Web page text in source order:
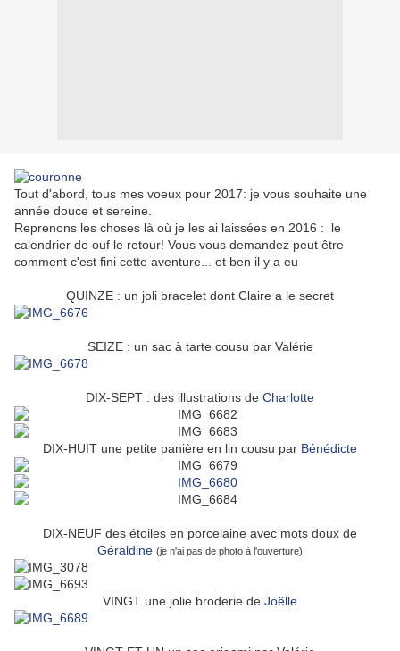
Tout d'abord, tous mes voeux pour 2017: je vous souhaite une
année douce et sereine.
Reprenons les choses là où je les ai laissées en 2016 : le
calendrier de ouf le retour! Vous vous demandez peut être
comment c'est fini cette aventure... et ben il y a eu
QUINZE : un joli bracelet dont Claire a le secret
SEIZE : un sac à tarte cousu par Valérie
DIX-SEPT : des illustrations de Charlotte
DIX-HUIT une petite panière en lin cousu par Bénédicte
DIX-NEUF des étoiles en porcelaine avec mots doux de
Géraldine (je n'ai pas de photo à l'ouverture)
VINGT une jolie broderie de Joëlle